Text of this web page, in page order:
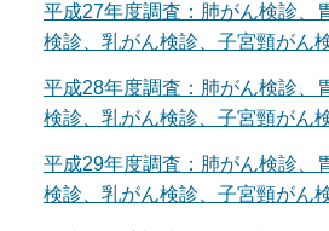
平成27年度調査：肺がん検診、
検診、乳がん検診、子宮頸がん
平成28年度調査：肺がん検診、
検診、乳がん検診、子宮頸がん
平成29年度調査：肺がん検診、
検診、乳がん検診、子宮頸がん